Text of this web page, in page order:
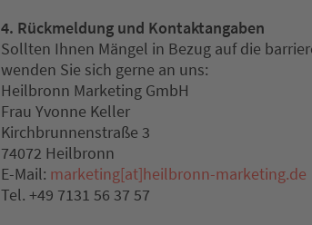
4. Rückmeldung und Kontaktangaben
Sollten Ihnen Mängel in Bezug auf die
wenden Sie sich gerne an uns:
Heilbronn Marketing GmbH
Frau Yvonne Keller
Kirchbrunnenstraße 3
74072 Heilbronn
E-Mail: marketing[at]heilbronn-marketing.de
Tel. +49 7131 56 37 57